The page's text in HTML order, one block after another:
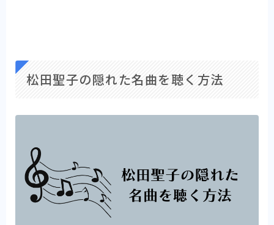
松田聖子の隠れた名曲を聴く方法